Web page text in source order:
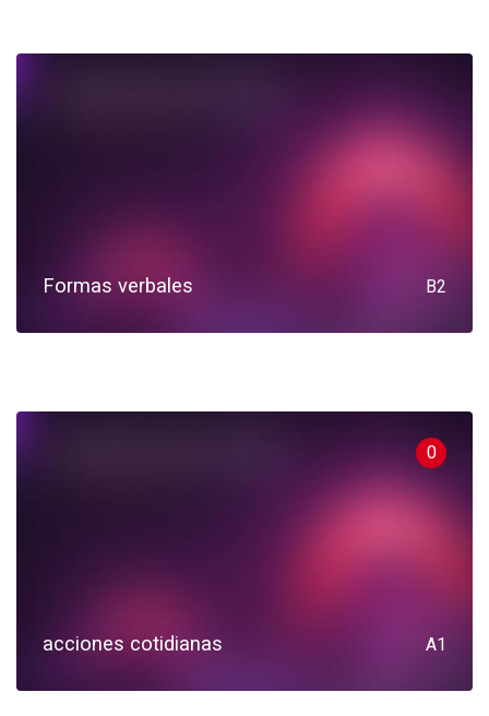
Formas verbales B2
acciones cotidianas A1
0